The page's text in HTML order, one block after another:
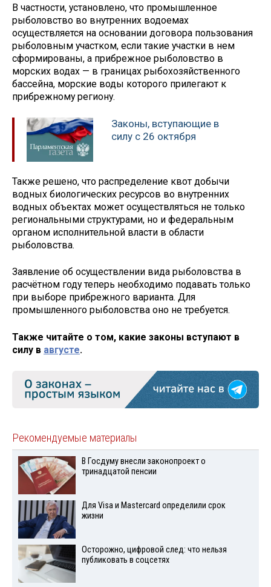
В частности, установлено, что промышленное
рыболовство во внутренних водоемах
осуществляется на основании договора пользования
рыболовным участком, если такие участки в нем
сформированы, а прибрежное рыболовство в
морских водах — в границах рыбохозяйственного
бассейна, морские воды которого прилегают к
прибрежному региону.
Законы, вступающие в
силу с 26 октября
Также решено, что распределение квот добычи
водных биологических ресурсов во внутренних
водных объектах может осуществляться не только
региональными структурами, но и федеральным
органом исполнительной власти в области
рыболовства.
Заявление об осуществлении вида рыболовства в
расчётном году теперь необходимо подавать только
при выборе прибрежного варианта. Для
промышленного рыболовства оно не требуется.
Также читайте о том, какие законы вступают в
силу в августе.
Рекомендуемые материалы
В Госдуму внесли законопроект о
тринадцатой пенсии
Для Visа и Mastercard определили срок
жизни
Осторожно, цифровой след: что нельзя
публиковать в соцсетях